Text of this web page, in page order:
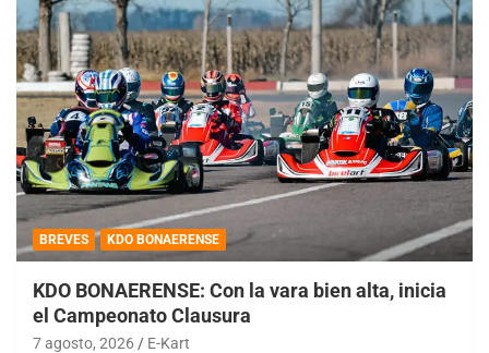
BREVES KDO BONAERENSE
KDO BONAERENSE: Con la vara bien alta, inicia
el Campeonato Clausura
7 agosto, 2026 E-Kart